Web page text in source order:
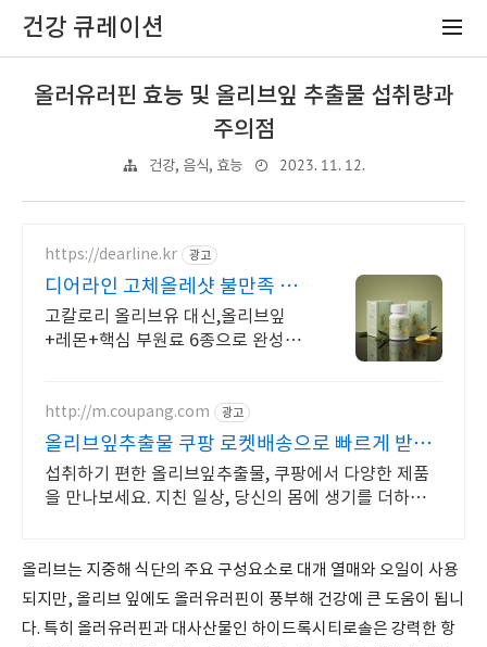
건강 큐레이션
올러유러핀 효능 및 올리브잎 추출물 섭취량과
주의점
건강, 음식, 효능 2023. 11. 12.
https://dearline.kr 광고
디어라인 고체올레샷 불만족 시,
100% 환불
고칼로리 올리브유 대신,올리브잎
+레몬+핵심 부원료 6종으로 완성하
http://m.coupang.com 광고
올리브잎추출물 쿠팡 로켓배송으로 빠르게 받아
봐요
섭취하기 편한 올리브잎추출물, 쿠팡에서 다양한 제품
을 만나보세요. 지친 일상, 당신의 몸에 생기를 더하는
올리브는 지중해 식단의 주요 구성요소로 대개 열매와 오일이 사용
되지만, 올리브 잎에도 올러유러핀이 풍부해 건강에 큰 도움이 됩니
다. 특히 올러유러핀과 대사산물인 하이드록시티로솔은 강력한 항